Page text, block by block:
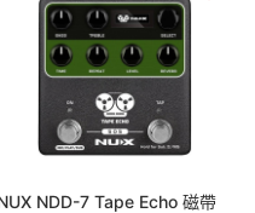
NDD-7 Tape Echo 磁帶